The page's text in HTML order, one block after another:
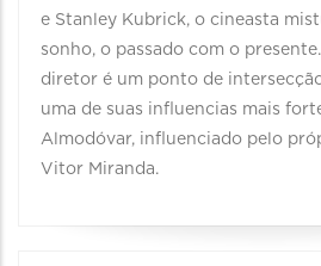
e Stanley Kubrick, o cineasta
sonho, o passado com o
diretor é um ponto de
uma de suas influencias mais
Almodóvar, influenciado pelo
Vitor Miranda.